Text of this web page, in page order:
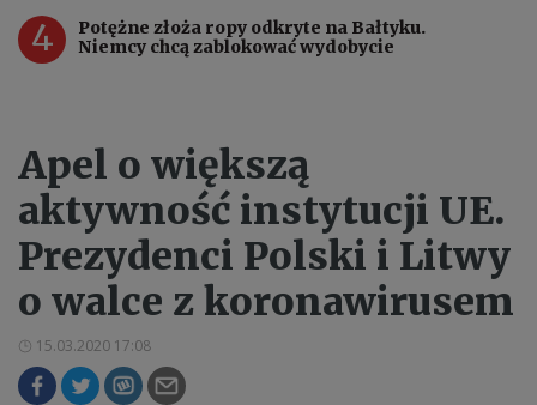
4
Potężne złoża ropy odkryte na Bałtyku.
Niemcy chcą zablokować wydobycie
Apel o większą
aktywność instytucji UE.
Prezydenci Polski i Litwy
o walce z koronawirusem
15.03.2020 17:08